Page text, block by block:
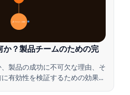
📋 プロセスと種類
か？製品チームのための完
製品の成功に不可欠な理由、そ
有効性を検証するための効果的